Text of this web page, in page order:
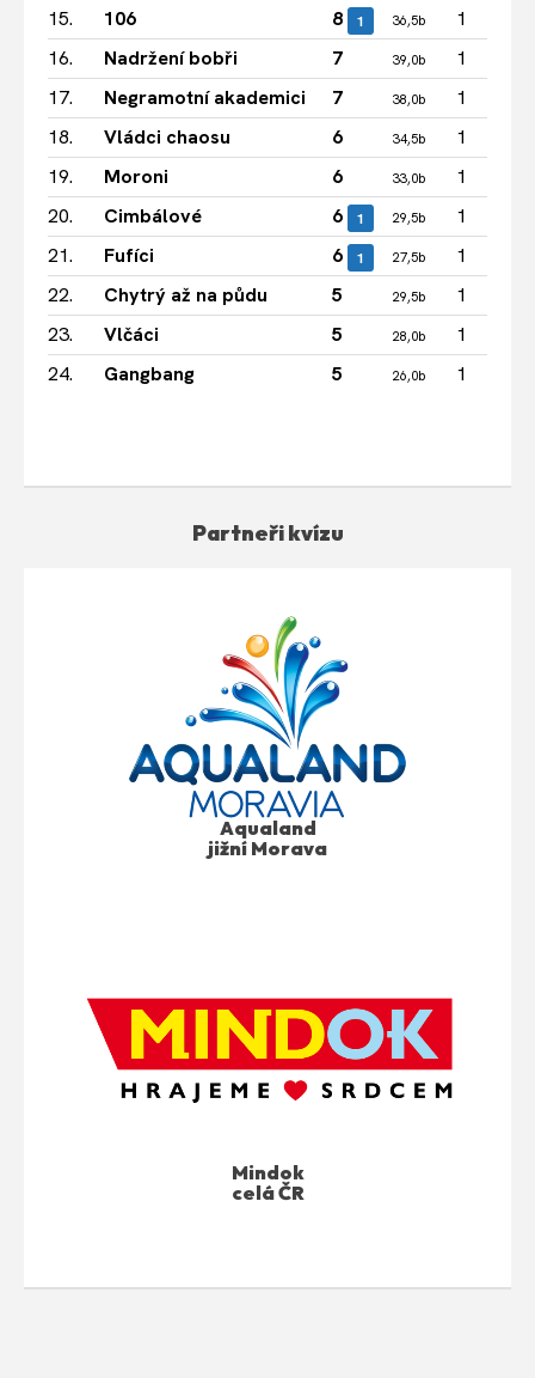
15. 106 8 1 36,5b
1
16.
Nadržení bobři 7 39,0b
1
17.
Negramotní akademici 7 38,0b
1
18.
Vládci chaosu 6 34,5b
1
19.
Moroni 6 33,0b
1
20.
Cimbálové 6 1 29,5b
1
21.
Fufíci 6 1 27,5b
1
22.
Chytrý až na půdu 5 29,5b
1
23.
Vlčáci 5 28,0b
1
24.
Gangbang 5 26,0b 1
Partneři kvízu
Aqualand
jižní Morava
Mindok
celá ČR